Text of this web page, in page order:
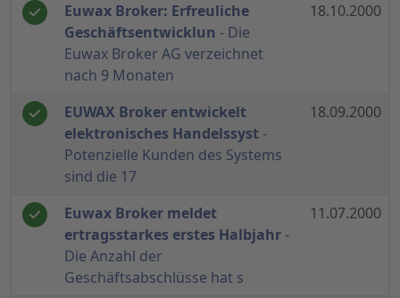
Euwax Broker: Erfreuliche
Geschäftsentwicklun - Die
Euwax Broker AG verzeichnet
nach 9 Monaten
18.10.2000
EUWAX Broker entwickelt
elektronisches Handelssyst -
Potenzielle Kunden des Systems
sind die 17
18.09.2000
Euwax Broker meldet
ertragsstarkes erstes Halbjahr-
Die Anzahl der
Geschäftsabschlüsse hat s
11.07.2000